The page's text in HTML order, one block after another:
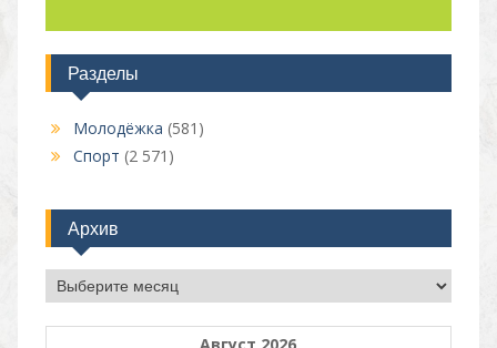
Разделы
Молодёжка (581)
Спорт (2 571)
Архив
Архив